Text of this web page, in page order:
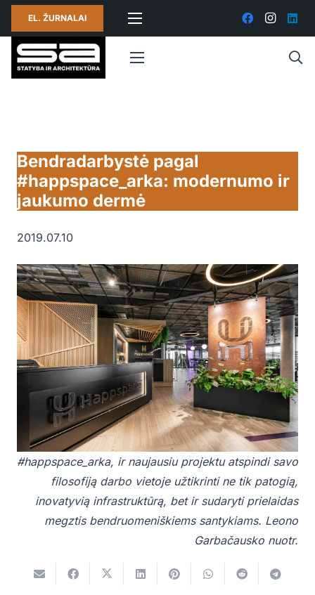
EL. ŽURNALAI
Bendradarbystė pagal
#happspace_arka: modernumo ir
jaukumo dermė
2019.07.10
#happspace_arka, ir naujausiu projektu atspindi savo
filosofiją darbo vietoje užtikrinti ne tik patogią,
inovatyvią infrastruktūrą, bet ir sudaryti prielaidas
megztis bendruomeniškiems santykiams. Leono
Garbačausko nuotr.